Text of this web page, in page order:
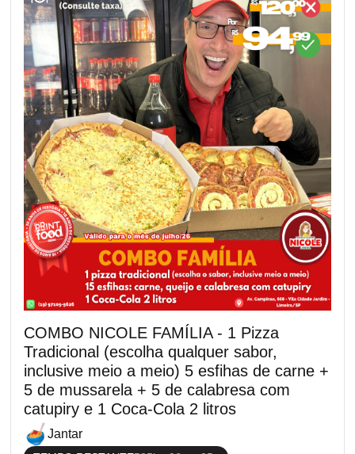
COMBO NICOLE FAMÍLIA - 1 Pizza
Tradicional (escolha qualquer sabor,
inclusive meio a meio) 5 esfihas de carne +
5 de mussarela + 5 de calabresa com
catupiry e 1 Coca-Cola 2 litros
Jantar